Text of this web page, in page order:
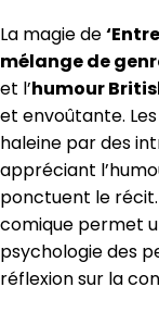
La magie de
mélange de
et l’humour
et envoûtante.
haleine par des
appréciant
ponctuent le
comique permet
psychologie des
réflexion sur la